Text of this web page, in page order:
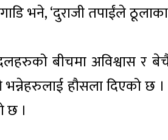
भने, ‘दुराजी तपाईंले
बीचमा अविश्वास र
भन्नेहरुलाई हौसला दिएको छ
छ ।